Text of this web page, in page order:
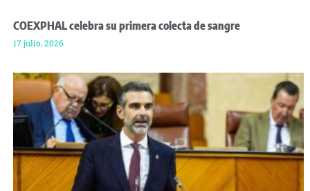
COEXPHAL celebra su primera colecta de sangre
17 julio, 2026